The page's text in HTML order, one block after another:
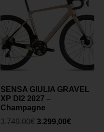
SENSA GIULIA GRAVEL
XP DI2 2027 –
Champagne
3.749,00€ 3.299,00€